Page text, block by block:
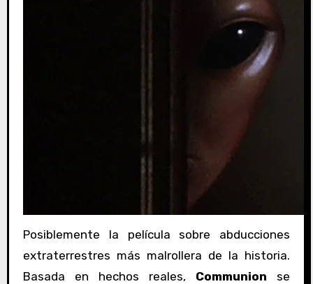
Posiblemente la película sobre abducciones
extraterrestres más malrollera de la historia.
Basada en hechos reales, Communion se